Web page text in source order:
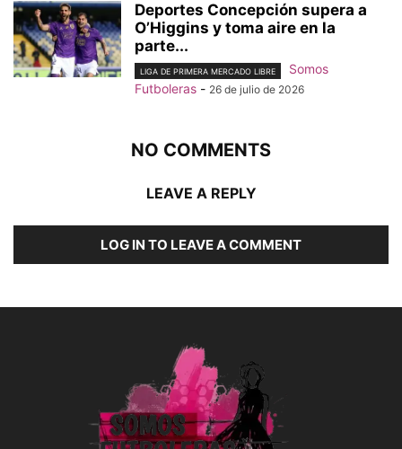
Deportes Concepción supera a
O’Higgins y toma aire en la
parte...
LIGA DE PRIMERA MERCADO LIBRE
Somos
Futboleras - 26 de julio de 2026
NO COMMENTS
LEAVE A REPLY
LOG IN TO LEAVE A COMMENT